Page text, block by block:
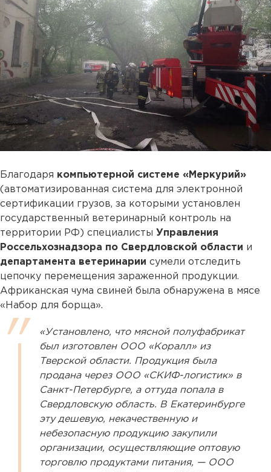
Благодаря компьютерной системе «Меркурий»
(автоматизированная система для электронной
сертификации грузов, за которыми установлен
государственный ветеринарный контроль на
территории РФ) специалисты Управления
Россельхознадзора по Свердловской области и
департамента ветеринарии сумели отследить
цепочку перемещения зараженной продукции.
Африканская чума свиней была обнаружена в мясе
«Набор для борща».
«Установлено, что мясной полуфабрикат
был изготовлен ООО «Коралл» из
Тверской области. Продукция была
продана через ООО «СКИФ-логистик» в
Санкт-Петербурге, а оттуда попала в
Свердловскую область. В Екатеринбурге
эту дешевую, некачественную и
небезопасную продукцию закупили
организации, осуществляющие оптовую
торговлю продуктами питания, — ООО